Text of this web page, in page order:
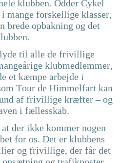
klubben. Odder Cykel
mange forskellige klasser,
brede opbakning og det
lyde til alle de frivillige
klubmedlemmer,
et kæmpe arbejde i
Tour de Himmelfart kan
af frivillige kræfter – og
i fællesskab.
der ikke kommer nogen
for os. Det er klubbens
og frivillige, der får det